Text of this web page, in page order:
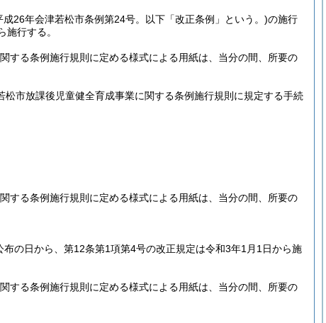
成26年会津若松市条例第24号。以下「改正条例」という。)の施行
行する。
する条例施行規則に定める様式による用紙は、当分の間、所要の
市放課後児童健全育成事業に関する条例施行規則に規定する手続
する条例施行規則に定める様式による用紙は、当分の間、所要の
の日から、第12条第1項第4号の改正規定は令和3年1月1日から施
する条例施行規則に定める様式による用紙は、当分の間、所要の